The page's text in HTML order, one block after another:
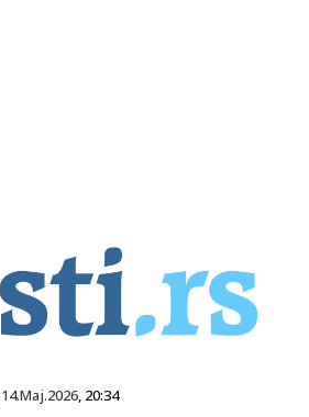
14.Maj.2026, 20:34